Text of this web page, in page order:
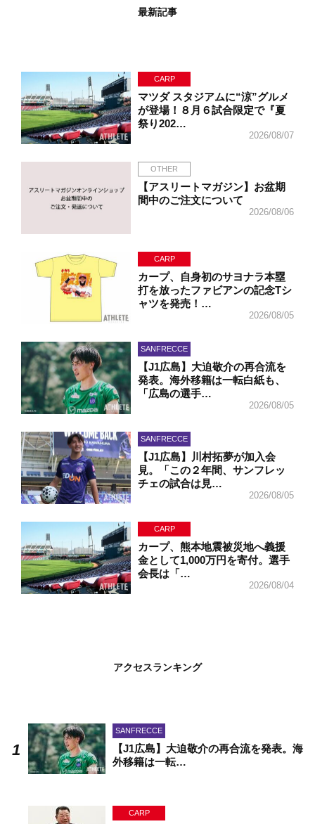
最新記事
CARP
マツダ スタジアムに“涼”グルメ
が登場！８月６試合限定で『夏
祭り202…
2026/08/07
OTHER
【アスリートマガジン】お盆期
間中のご注文について
2026/08/06
CARP
カープ、自身初のサヨナラ本塁
打を放ったファビアンの記念Tシ
ャツを発売！…
2026/08/05
SANFRECCE
【J1広島】大迫敬介の再合流を
発表。海外移籍は一転白紙も、
「広島の選手…
2026/08/05
SANFRECCE
【J1広島】川村拓夢が加入会
見。「この２年間、サンフレッ
チェの試合は見…
2026/08/05
CARP
カープ、熊本地震被災地へ義援
金として1,000万円を寄付。選手
会長は「…
2026/08/04
アクセスランキング
SANFRECCE
【J1広島】大迫敬介の再合流を発表。海
外移籍は一転…
CARP